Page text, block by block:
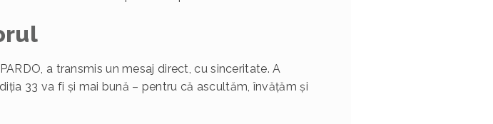
a transmis un mesaj direct, cu sinceritate. A
33 va fi și mai bună – pentru că ascultăm, învățăm și